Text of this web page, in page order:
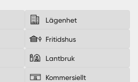
Lägenhet
Fritidshus
Lantbruk
Kommersiellt